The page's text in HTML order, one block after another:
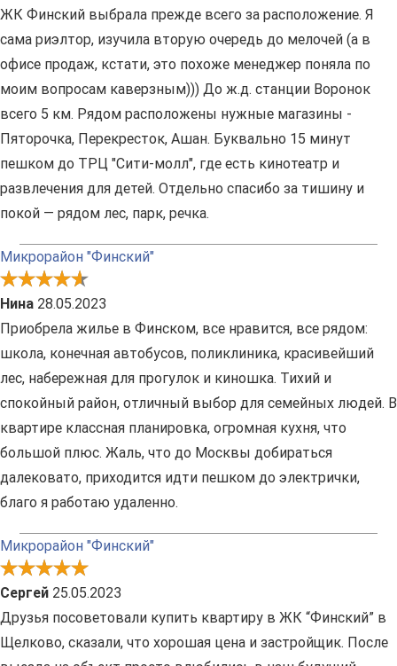
ЖК Финский выбрала прежде всего за расположение. Я
сама риэлтор, изучила вторую очередь до мелочей (а в
офисе продаж, кстати, это похоже менеджер поняла по
моим вопросам каверзным))) До ж.д. станции Воронок
всего 5 км. Рядом расположены нужные магазины -
Пяторочка, Перекресток, Ашан. Буквально 15 минут
пешком до ТРЦ "Сити-молл", где есть кинотеатр и
развлечения для детей. Отдельно спасибо за тишину и
покой — рядом лес, парк, речка.
Микрорайон "Финский"
Нина 28.05.2023
Приобрела жилье в Финском, все нравится, все рядом:
школа, конечная автобусов, поликлиника, красивейший
лес, набережная для прогулок и киношка. Тихий и
спокойный район, отличный выбор для семейных людей. В
квартире классная планировка, огромная кухня, что
большой плюс. Жаль, что до Москвы добираться
далековато, приходится идти пешком до электрички,
благо я работаю удаленно.
Микрорайон "Финский"
Сергей 25.05.2023
Друзья посоветовали купить квартиру в ЖК “Финский” в
Щелково, сказали, что хорошая цена и застройщик. После